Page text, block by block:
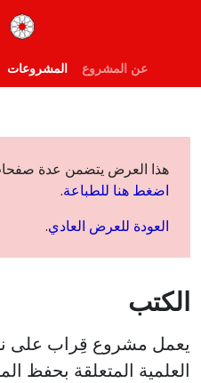
عن المشروع المشروعات
هذا العرض يتضمن عدة
اضغط هنا للطباعة.
العودة للعرض العادي.
الكتب
يعمل مشروع قِراب على
العلمية المتعلقة بحفظ